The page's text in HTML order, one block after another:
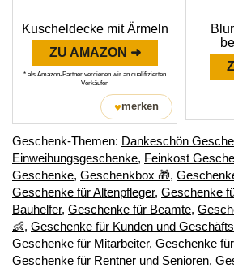
Kuscheldecke mit Ärmeln
ZU AMAZON ➜
* als Amazon-Partner verdienen wir an qualifizierten
Verkäufen
♥merken
Geschenk-Themen: Dankeschön
Einweihungsgeschenke, Feinkost
Geschenke, Geschenkbox 🎁,
Geschenke für Altenpfleger, Geschenke
Bauhelfer, Geschenke für Beamte,
👶, Geschenke für Kunden und
Geschenke für Mitarbeiter, Geschenke
Geschenke für Rentner und Senioren,